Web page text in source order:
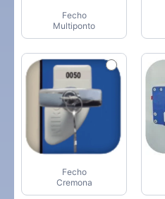
Fecho
Multiponto
Fecho
Cremona